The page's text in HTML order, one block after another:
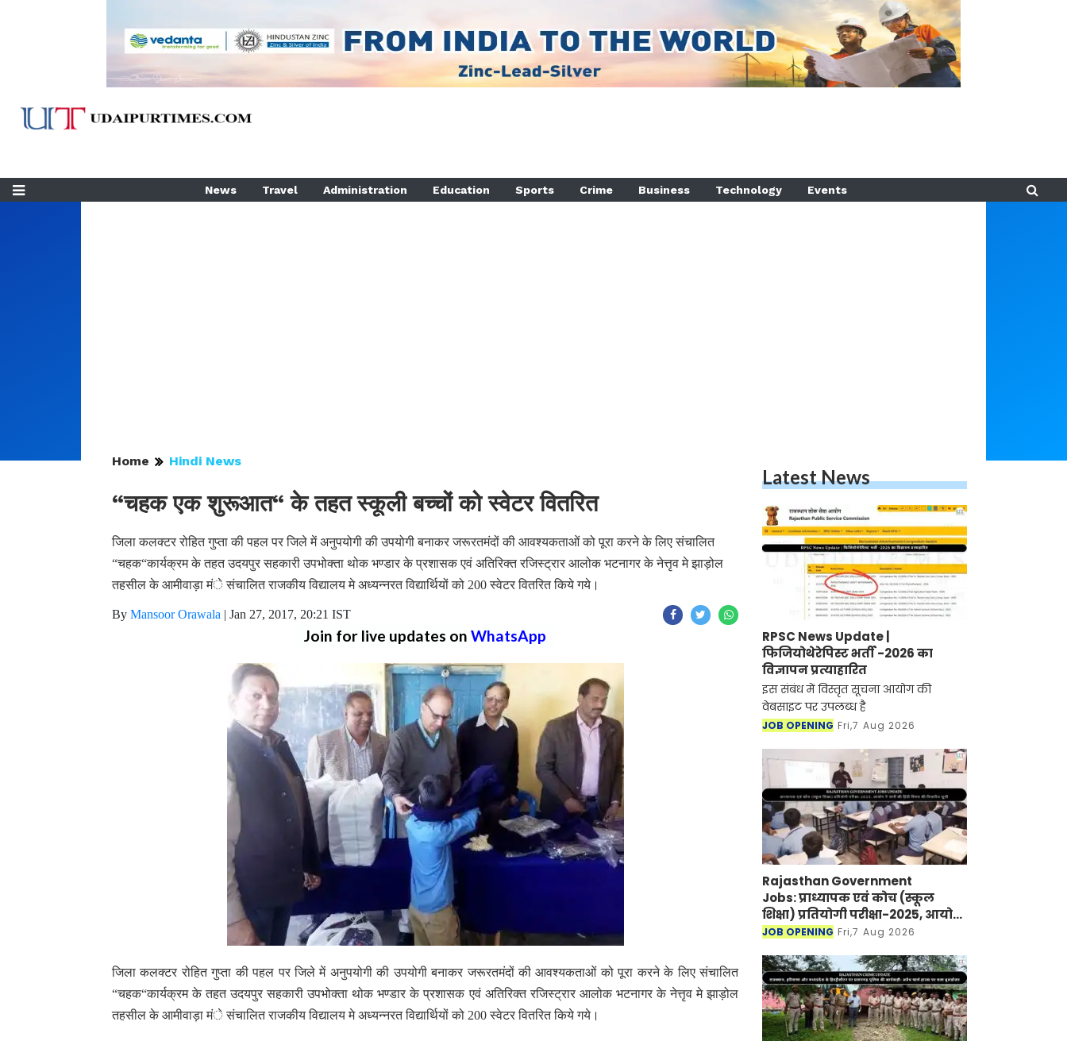
News Travel Administration Education Sports Crime Business Technology Events
Home Hindi News
“चहक एक शुरूआत“ के तहत स्कूली बच्चों को स्वेटर वितरित
जिला कलक्टर रोहित गुप्ता की पहल पर जिले में अनुपयोगी की उपयोगी बनाकर जरूरतमंदों की आवश्यकताओं को पूरा करने के लिए संचालित
“चहक“कार्यक्रम के तहत उदयपुर सहकारी उपभोक्ता थोक भण्डार के प्रशासक एवं अतिरिक्त रजिस्ट्रार आलोक भटनागर के नेत्तृव मे झाड़ोल
तहसील के आमीवाड़ा मंे संचालित राजकीय विद्यालय मे अध्यन्नरत विद्यार्थियों को 200 स्वेटर वितरित किये गये।
By Mansoor Orawala | Jan 27, 2017, 20:21 IST
Join for live updates on WhatsApp
जिला कलक्टर रोहित गुप्ता की पहल पर जिले में अनुपयोगी की उपयोगी बनाकर जरूरतमंदों की आवश्यकताओं को पूरा करने के लिए संचालित
“चहक“कार्यक्रम के तहत उदयपुर सहकारी उपभोक्ता थोक भण्डार के प्रशासक एवं अतिरिक्त रजिस्ट्रार आलोक भटनागर के नेत्तृव मे झाड़ोल
तहसील के आमीवाड़ा मंे संचालित राजकीय विद्यालय मे अध्यन्नरत विद्यार्थियों को 200 स्वेटर वितरित किये गये।
Latest News
RPSC News Update |
फिजियोथेरेपिस्ट भर्ती -2026 का
विज्ञापन प्रत्याहारित
इस संबंध में विस्तृत सूचना आयोग की
वेबसाइट पर उपलब्ध है
JOB OPENING Fri,7 Aug 2026
Rajasthan Government
Jobs: प्राध्यापक एवं कोच (स्कूल
शिक्षा) प्रतियोगी परीक्षा-2025, आयोग
ने जारी की हिंदी विषय की विचारित
JOB OPENING Fri,7 Aug 2026